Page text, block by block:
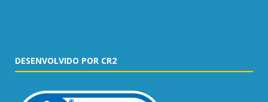
DESENVOLVIDO POR CR2